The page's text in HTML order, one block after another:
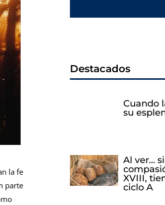
la fe
parte
Destacados
Cuando
su
Al ver…
XVIII,
ciclo A